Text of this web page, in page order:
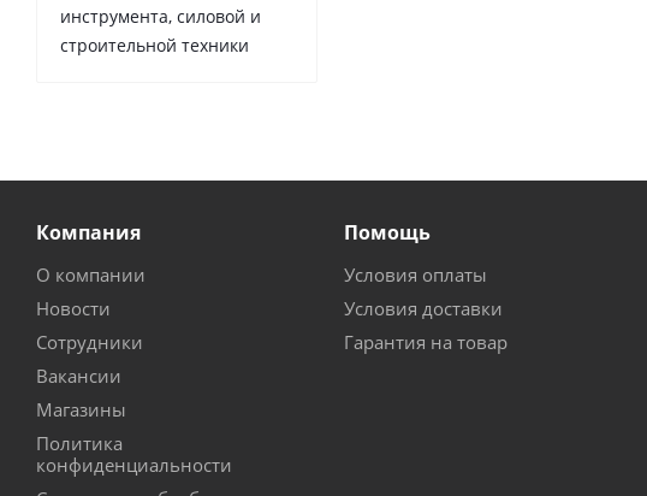
инструмента, силовой и
строительной техники
Компания
О компании
Новости
Сотрудники
Вакансии
Магазины
Политика
конфиденциальности
Помощь
Условия оплаты
Условия доставки
Гарантия на товар